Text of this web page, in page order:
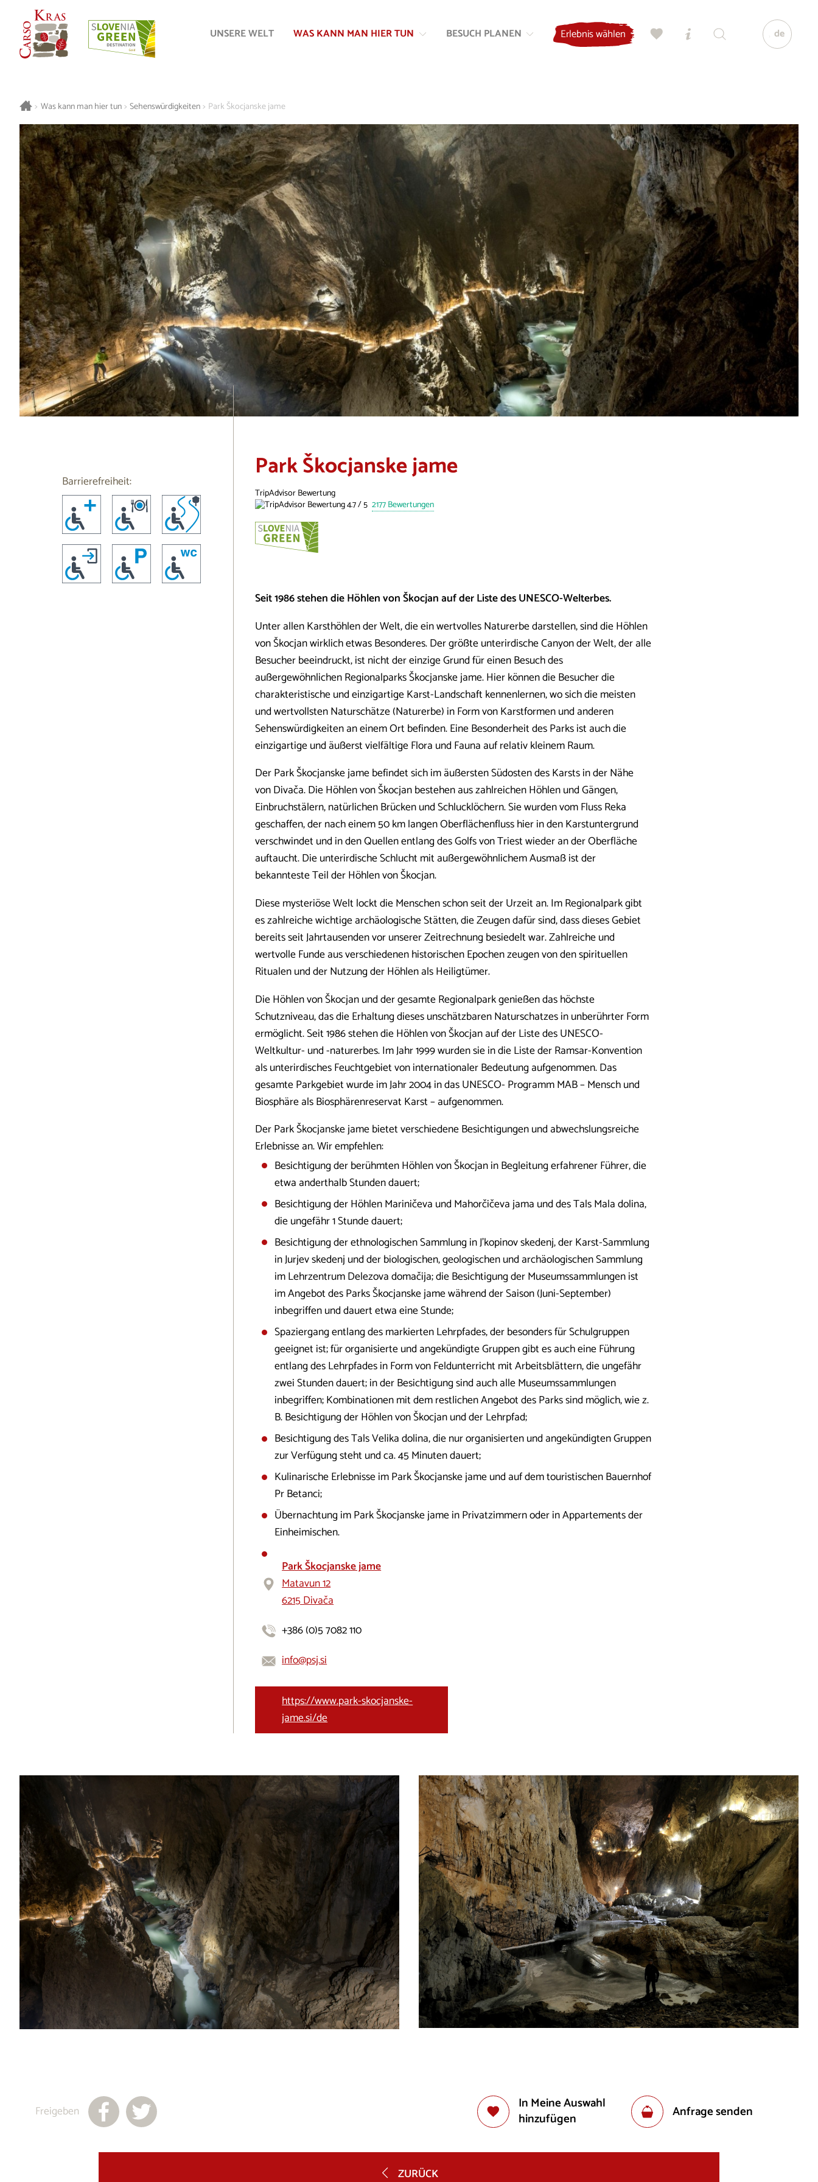
Inhalt
Navigation
UNSERE WELT WAS KANN MAN HIER TUN BESUCH PLANEN Erlebnis wählen de
> Was kann man hier tun > Sehenswürdigkeiten > Park Škocjanske jame
Park Škocjanske jame
TripAdvisor Bewertung
2177 Bewertungen
Seit 1986 stehen die Höhlen von Škocjan auf der Liste des UNESCO-Welterbes.
Unter allen Karsthöhlen der Welt, die ein wertvolles Naturerbe darstellen, sind die Höhlen
von Škocjan wirklich etwas Besonderes. Der größte unterirdische Canyon der Welt, der alle
Besucher beeindruckt, ist nicht der einzige Grund für einen Besuch des
außergewöhnlichen Regionalparks Škocjanske jame. Hier können die Besucher die
charakteristische und einzigartige Karst-Landschaft kennenlernen, wo sich die meisten
und wertvollsten Naturschätze (Naturerbe) in Form von Karstformen und anderen
Sehenswürdigkeiten an einem Ort befinden. Eine Besonderheit des Parks ist auch die
einzigartige und äußerst vielfältige Flora und Fauna auf relativ kleinem Raum.
Der Park Škocjanske jame befindet sich im äußersten Südosten des Karsts in der Nähe
von Divača. Die Höhlen von Škocjan bestehen aus zahlreichen Höhlen und Gängen,
Einbruchstälern, natürlichen Brücken und Schlucklöchern. Sie wurden vom Fluss Reka
geschaffen, der nach einem 50 km langen Oberflächenfluss hier in den Karstuntergrund
verschwindet und in den Quellen entlang des Golfs von Triest wieder an der Oberfläche
auftaucht. Die unterirdische Schlucht mit außergewöhnlichem Ausmaß ist der
bekannteste Teil der Höhlen von Škocjan.
Diese mysteriöse Welt lockt die Menschen schon seit der Urzeit an. Im Regionalpark gibt
es zahlreiche wichtige archäologische Stätten, die Zeugen dafür sind, dass dieses Gebiet
bereits seit Jahrtausenden vor unserer Zeitrechnung besiedelt war. Zahlreiche und
wertvolle Funde aus verschiedenen historischen Epochen zeugen von den spirituellen
Ritualen und der Nutzung der Höhlen als Heiligtümer.
Die Höhlen von Škocjan und der gesamte Regionalpark genießen das höchste
Schutzniveau, das die Erhaltung dieses unschätzbaren Naturschatzes in unberührter Form
ermöglicht. Seit 1986 stehen die Höhlen von Škocjan auf der Liste des UNESCO-
Weltkultur- und -naturerbes. Im Jahr 1999 wurden sie in die Liste der Ramsar-Konvention
als unterirdisches Feuchtgebiet von internationaler Bedeutung aufgenommen. Das
gesamte Parkgebiet wurde im Jahr 2004 in das UNESCO- Programm MAB – Mensch und
Biosphäre als Biosphärenreservat Karst – aufgenommen.
Der Park Škocjanske jame bietet verschiedene Besichtigungen und abwechslungsreiche
Erlebnisse an. Wir empfehlen:
Besichtigung der berühmten Höhlen von Škocjan in Begleitung erfahrener Führer, die
etwa anderthalb Stunden dauert;
Besichtigung der Höhlen Mariničeva und Mahorčičeva jama und des Tals Mala dolina,
die ungefähr 1 Stunde dauert;
Besichtigung der ethnologischen Sammlung in J'kopinov skedenj, der Karst-Sammlung
in Jurjev skedenj und der biologischen, geologischen und archäologischen Sammlung
im Lehrzentrum Delezova domačija; die Besichtigung der Museumssammlungen ist
im Angebot des Parks Škocjanske jame während der Saison (Juni-September)
inbegriffen und dauert etwa eine Stunde;
Spaziergang entlang des markierten Lehrpfades, der besonders für Schulgruppen
geeignet ist; für organisierte und angekündigte Gruppen gibt es auch eine Führung
entlang des Lehrpfades in Form von Feldunterricht mit Arbeitsblättern, die ungefähr
zwei Stunden dauert; in der Besichtigung sind auch alle Museumssammlungen
inbegriffen; Kombinationen mit dem restlichen Angebot des Parks sind möglich, wie z.
B. Besichtigung der Höhlen von Škocjan und der Lehrpfad;
Besichtigung des Tals Velika dolina, die nur organisierten und angekündigten Gruppen
zur Verfügung steht und ca. 45 Minuten dauert;
Kulinarische Erlebnisse im Park Škocjanske jame und auf dem touristischen Bauernhof
Pr Betanci;
Übernachtung im Park Škocjanske jame in Privatzimmern oder in Appartements der
Einheimischen.
Park Škocjanske jame
Matavun 12
6215 Divača
+386 (0)5 7082 110
info@psj.si
https://www.park-skocjanske-
jame.si/de
Barrierefreiheit:
In Meine Auswahl
hinzufügen
Anfrage senden
Freigeben
ZURÜCK